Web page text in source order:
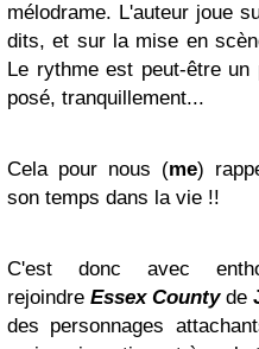
mélodrame. L'auteur joue
dits, et sur la mise en
Le rythme est peut-être
posé, tranquillement...
Cela pour nous (me)
son temps dans la vie !!
C'est donc avec
rejoindreEssex Countyde
des personnages